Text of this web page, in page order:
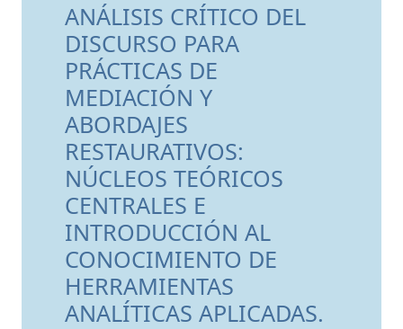
ANÁLISIS CRÍTICO DEL
DISCURSO PARA
PRÁCTICAS DE
MEDIACIÓN Y
ABORDAJES
RESTAURATIVOS:
NÚCLEOS TEÓRICOS
CENTRALES E
INTRODUCCIÓN AL
CONOCIMIENTO DE
HERRAMIENTAS
ANALÍTICAS APLICADAS.